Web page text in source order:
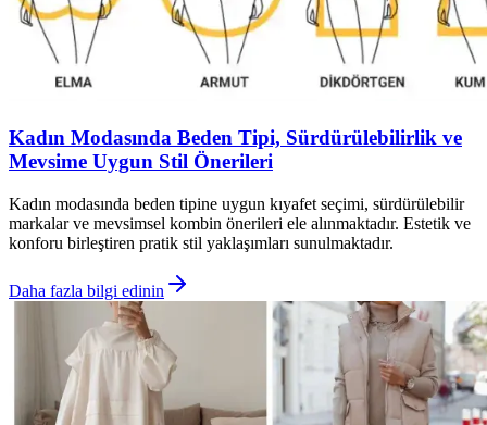
Kadın Modasında Beden Tipi, Sürdürülebilirlik ve
Mevsime Uygun Stil Önerileri
Kadın modasında beden tipine uygun kıyafet seçimi, sürdürülebilir
markalar ve mevsimsel kombin önerileri ele alınmaktadır. Estetik ve
konforu birleştiren pratik stil yaklaşımları sunulmaktadır.
Daha fazla bilgi edinin